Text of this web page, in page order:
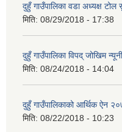
दुहुँ गाउँपालिका वडा अध्यक्ष टोल
मिति: 08/29/2018 - 17:38
दुहुँ गाउँपालिका विपद् जोखिम
मिति: 08/24/2018 - 14:04
दुहुँ गाउँपालिकाको आर्थिक ऐन
मिति: 08/22/2018 - 10:23